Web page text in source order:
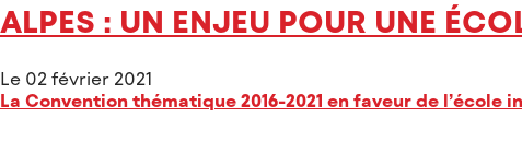
ALPES : UN ENJEU POUR UNE
Le 02 février 2021
La Convention thématique 2016-2021 en faveur de